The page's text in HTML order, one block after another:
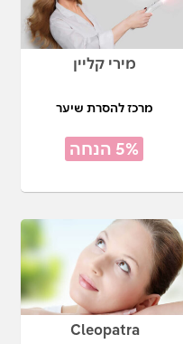
מירי קליין
מרכז להסרת שיער
5% הנחה
Cleopatra